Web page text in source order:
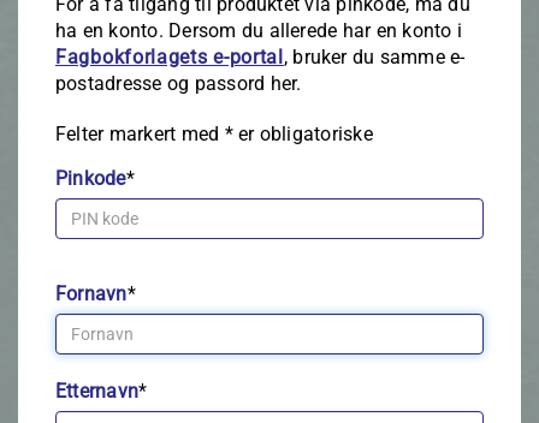
ha en konto. Dersom du allerede har en konto i
Fagbokforlagets e‑portal, bruker du samme e-
postadresse og passord her.
Felter markert med *er obligatoriske
Pinkode*
Fornavn*
Etternavn*